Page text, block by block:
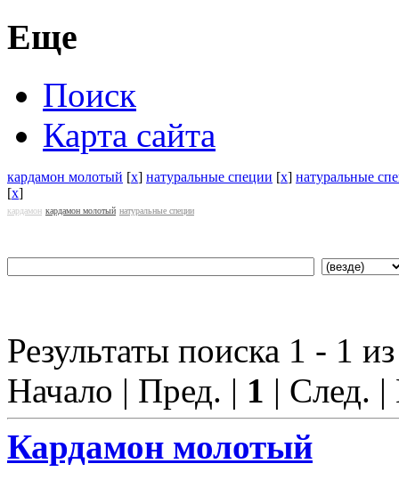
Еще
Поиск
Карта сайта
кардамон молотый [x] натуральные специи [x] натуральные
[x]
кардамон кардамон молотый натуральные специи
Результаты поиска 1 - 1
Начало | Пред. | 1 | След.
Кардамон молотый